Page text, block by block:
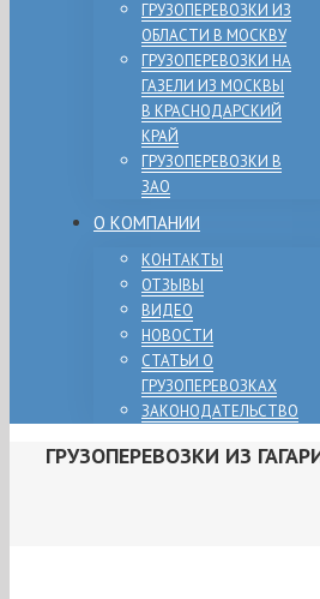
ГРУЗОПЕРЕВОЗКИ ИЗ
ОБЛАСТИ В МОСКВУ
ГРУЗОПЕРЕВОЗКИ НА
ГАЗЕЛИ ИЗ МОСКВЫ
В КРАСНОДАРСКИЙ
КРАЙ
ГРУЗОПЕРЕВОЗКИ В
ЗАО
О КОМПАНИИ
КОНТАКТЫ
ОТЗЫВЫ
ВИДЕО
НОВОСТИ
СТАТЬИ О
ГРУЗОПЕРЕВОЗКАХ
ЗАКОНОДАТЕЛЬСТВО
ГРУЗОПЕРЕВОЗКИ ИЗ